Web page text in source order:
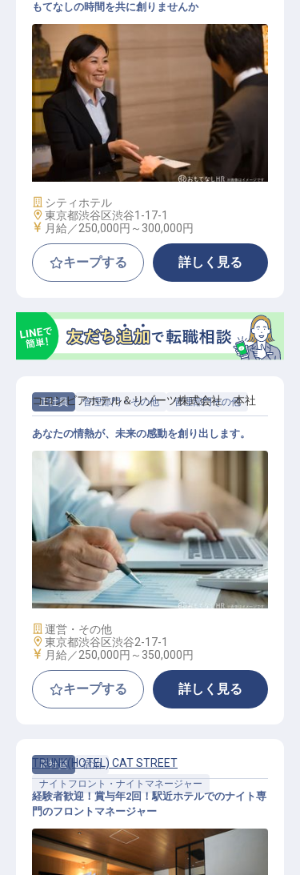
夜勤フロントスタッフ
もてなしの時間を共に創りませんか
施設業態
シティホテル
勤務地
東京都渋谷区渋谷1-17-1
給与
月給／250,000円～ 300,000円
キープする 詳しく見る
正社員 管理部門・その他 管理部門その他
ホテル開業プロジェクトスタッフ
コロンビアホテル＆リゾーツ株式会社 本社
あなたの情熱が、未来の感動を創り出します。
施設業態
運営・その他
勤務地
東京都渋谷区渋谷2-17-1
給与
月給／250,000円～ 350,000円
キープする 詳しく見る
正社員
宿泊
ナイトフロント・ナイトマネージャー
TRUNK(HOTEL) CAT STREET
経験者歓迎！賞与年2回！駅近ホテルでのナイト専
門のフロントマネージャー